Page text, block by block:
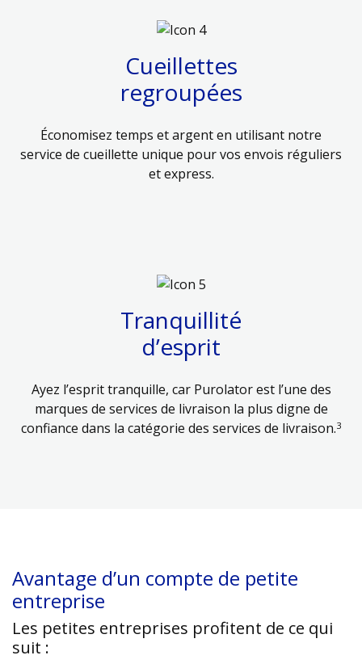
Cueillettes
regroupées
Économisez temps et argent en utilisant notre
service de cueillette unique pour vos envois réguliers
et express.
Tranquillité
d’esprit
Ayez l’esprit tranquille, car Purolator est l’une des
marques de services de livraison la plus digne de
confiance dans la catégorie des services de livraison.3
Avantage d’un compte de petite
entreprise
Les petites entreprises profitent de ce qui
suit :